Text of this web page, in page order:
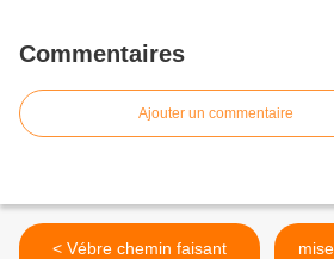
Commentaires
Ajouter un commentaire
< Vébre chemin faisant